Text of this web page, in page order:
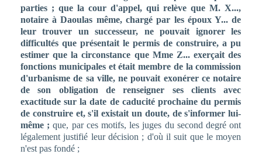
parties ; que la cour d'appel, qui relève que M. X...,
notaire à Daoulas même, chargé par les époux Y... de
leur trouver un successeur, ne pouvait ignorer les
difficultés que présentait le permis de construire, a pu
estimer que la circonstance que Mme Z... exerçait des
fonctions municipales et était membre de la commission
d'urbanisme de sa ville, ne pouvait exonérer ce notaire
de son obligation de renseigner ses clients avec
exactitude sur la date de caducité prochaine du permis
de construire et, s'il existait un doute, de s'informer lui-
même ; que, par ces motifs, les juges du second degré ont
légalement justifié leur décision ; d'où il suit que le moyen
n'est pas fondé ;